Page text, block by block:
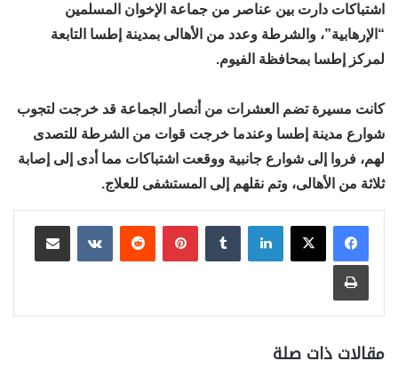
اشتباكات دارت بين عناصر من جماعة الإخوان المسلمين
“الإرهابية”، والشرطة وعدد من الأهالى بمدينة إطسا التابعة
لمركز إطسا بمحافظة الفيوم.
كانت مسيرة تضم العشرات من أنصار الجماعة قد خرجت لتجوب
شوارع مدينة إطسا وعندما خرجت قوات من الشرطة للتصدى
لهم، فروا إلى شوارع جانبية ووقعت اشتباكات مما أدى إلى إصابة
ثلاثة من الأهالى، وتم نقلهم إلى المستشفى للعلاج.
لينكدإن بينتيريست
مشاركة عبر البريد
طباعة
مقالات ذات صلة